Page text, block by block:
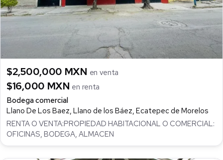
$2,500,000 MXN en venta
$16,000 MXN en renta
Bodega comercial
Llano De Los Baez, Llano de los Báez, Ecatepec de Morelos
RENTA O VENTA:PROPIEDAD HABITACIONAL O COMERCIAL:
OFICINAS, BODEGA, ALMACEN